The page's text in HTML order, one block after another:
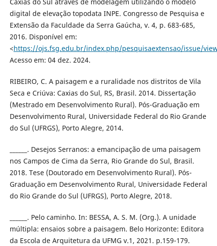
digital de elevação topodata INPE. Congresso de Pesquisa e
Extensão da Faculdade da Serra Gaúcha, v. 4, p. 683-685,
2016. Disponível em:
<https://ojs.fsg.edu.br/index.php/pesquisaextensao/issue/
Acesso em: 04 dez. 2024.
RIBEIRO, C. A paisagem e a ruralidade nos distritos de Vila
Seca e Criúva: Caxias do Sul, RS, Brasil. 2014. Dissertação
(Mestrado em Desenvolvimento Rural). Pós-Graduação em
Desenvolvimento Rural, Universidade Federal do Rio Grande
do Sul (UFRGS), Porto Alegre, 2014.
______. Desejos Serranos: a emancipação de uma paisagem
nos Campos de Cima da Serra, Rio Grande do Sul, Brasil.
2018. Tese (Doutorado em Desenvolvimento Rural). Pós-
Graduação em Desenvolvimento Rural, Universidade Federal
do Rio Grande do Sul (UFRGS), Porto Alegre, 2018.
______. Pelo caminho. In: BESSA, A. S. M. (Org.). A unidade
múltipla: ensaios sobre a paisagem. Belo Horizonte: Editora
da Escola de Arquitetura da UFMG v.1, 2021. p.159-179.